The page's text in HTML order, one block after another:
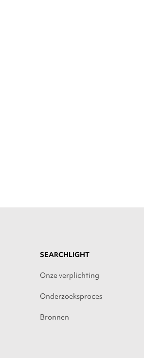
SEARCHLIGHT
Onze verplichting
Onderzoeksproces
Bronnen